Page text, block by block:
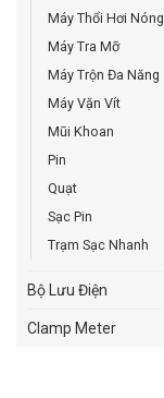
Máy Thổi Hơi Nóng
Máy Tra Mỡ
Máy Trộn Đa Năng
Máy Vặn Vít
Mũi Khoan
Pin
Quạt
Sạc Pin
Trạm Sạc Nhanh
Bộ Lưu Điện
Clamp Meter